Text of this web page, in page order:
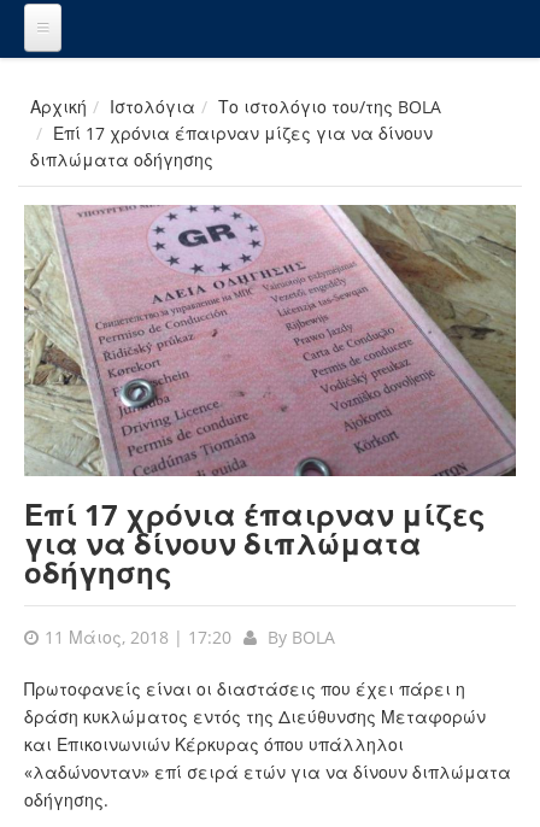
Αρχική Ιστολόγια
Το ιστολόγιο του/της BOLA
Επί 17 χρόνια έπαιρναν μίζες για να δίνουν
διπλώματα οδήγησης
Επί 17 χρόνια έπαιρναν μίζες
για να δίνουν διπλώματα
οδήγησης
11 Μάιος, 2018 | 17:20 By BOLA
Πρωτοφανείς είναι οι διαστάσεις που έχει πάρει η
δράση κυκλώματος εντός της Διεύθυνσης Μεταφορών
και Επικοινωνιών Κέρκυρας όπου υπάλληλοι
«λαδώνονταν» επί σειρά ετών για να δίνουν διπλώματα
οδήγησης.